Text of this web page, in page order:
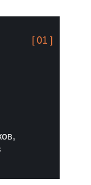
[ 01 ]